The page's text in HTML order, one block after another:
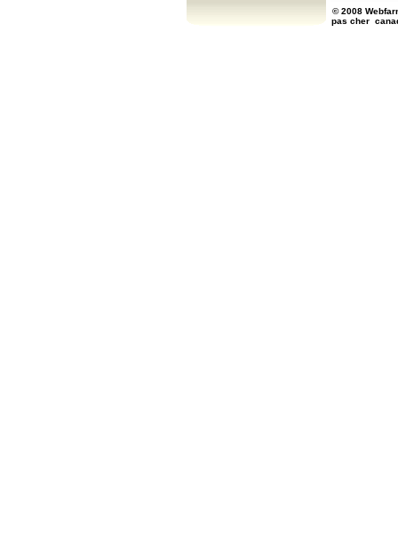
© 2008
pas cher